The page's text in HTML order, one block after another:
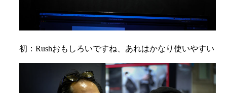
初：Rushおもしろいですね、あれはかなり使いやすい